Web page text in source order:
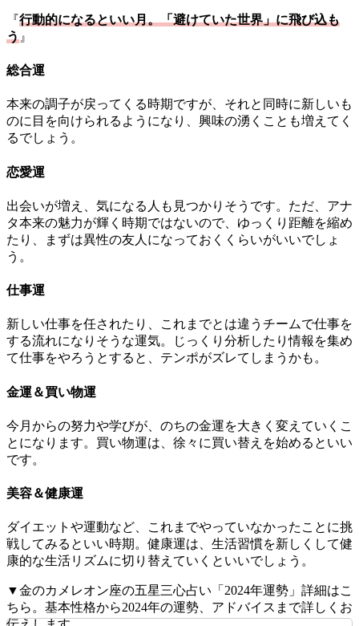
『行動的になるといい月。「避けていた世界」に飛び込も
う 』
総合運
本来の調子が戻ってくる時期ですが、それと同時に新しいも
のに目を向けられるようになり、興味の湧くことも増えてく
るでしょう。
恋愛運
出会いが増え、気になる人も見つかりそうです。ただ、アナ
タ本来の魅力が輝く時期ではないので、ゆっくり距離を縮め
たり、まずは異性の友人になっておくくらいがいいでしょ
う。
仕事運
新しい仕事を任されたり、これまでとは違うチームで仕事を
する流れになりそうな運気。じっくり分析したり情報を集め
て仕事をやろうとすると、テンポがズレてしまうかも。
金運＆買い物運
今月からの努力や学びが、のちの金運を大きく変えていくこ
とになります。買い物運は、徐々に買い替えを始めるといい
です。
美容＆健康運
ダイエットや運動など、これまでやっていなかったことに挑
戦してみるといい時期。健康運は、生活習慣を新しくして健
康的な生活リズムに切り替えていくといいでしょう。
▼金のカメレオン座の五星三心占い「2024年運勢」詳細はこ
ちら。基本性格から2024年の運勢、アドバイスまで詳しくお